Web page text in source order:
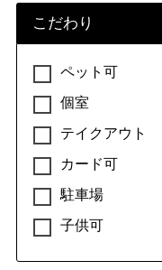
スイーツ（その他）
中華菓子
居酒屋・ダイニング
居酒屋
居酒屋・ダイニング
こだわり
ペット可
個室
テイクアウト
カード可
駐車場
子供可